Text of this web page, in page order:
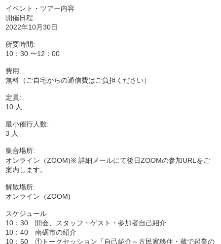
イベント・ツアー内容
開催日程:
2022年10月30日
所要時間:
10：30 〜12：00
費用:
無料（ご自宅からの通信費はご負担ください）
定員:
10 人
最小催行人数:
3 人
集合場所:
オンライン（ZOOM)※ 詳細メールにて後日ZOOMの参加URLをご
案内します。
解散場所:
オンライン（ZOOM)
スケジュール
10：30 開会、スタッフ・ゲスト・参加者自己紹介
10：40 南砺市の紹介
10：50 ①トークセッション「自己紹介～古民家移住・蔵で起業の